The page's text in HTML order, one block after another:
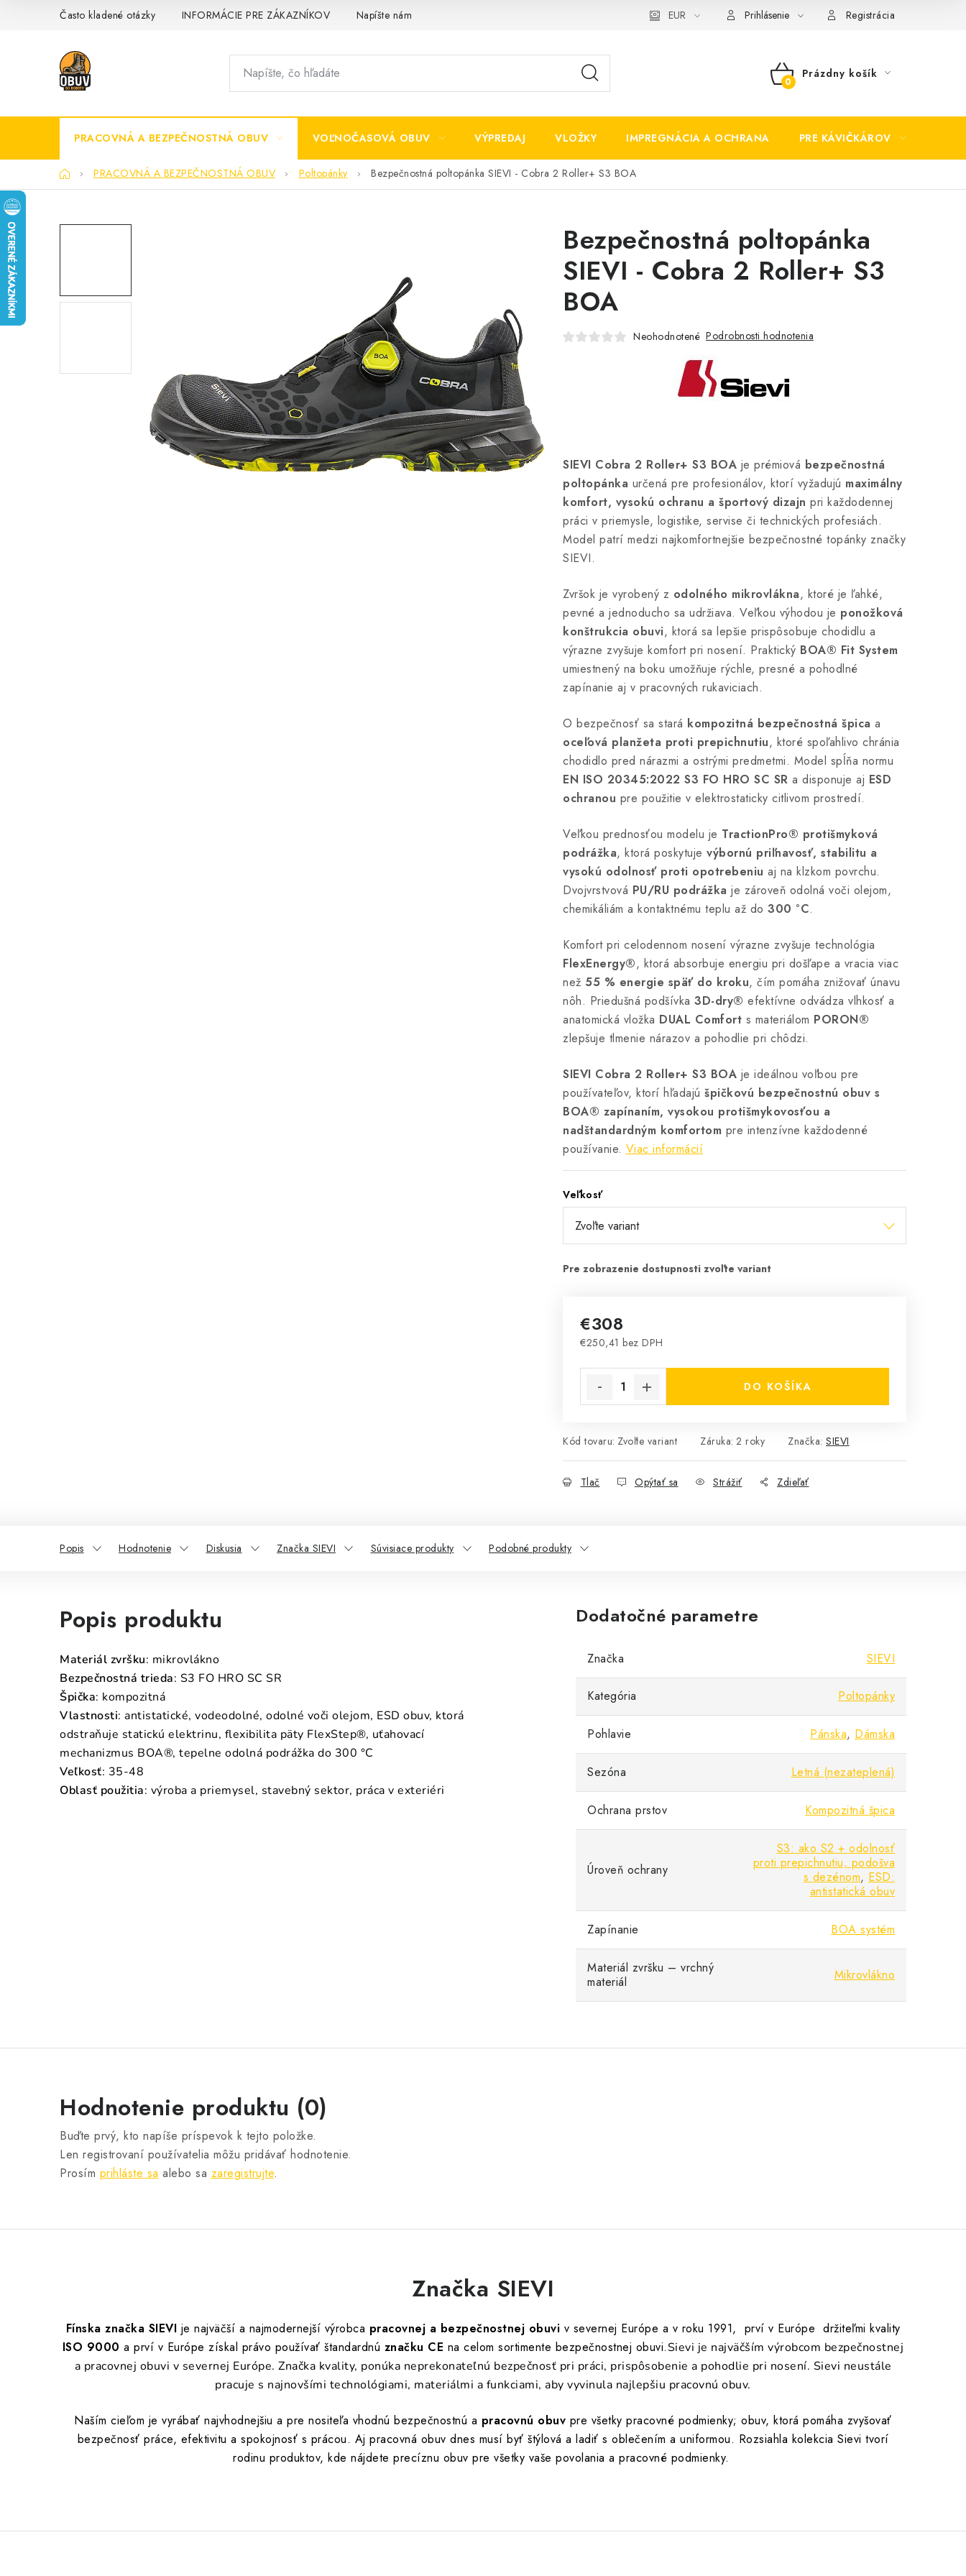
Často kladené otázky INFORMÁCIE PRE ZÁKAZNÍKOV Napíšte nám EUR Prihlásenie Registrácia
NÁKUPNÝ
Prázdny košík
PRACOVNÁ A BEZPEČNOSTNÁ OBUV VOĽNOČASOVÁ OBUV VÝPREDAJ VLOŽKY IMPREGNÁCIA A OCHRANA PRE KÁVIČKÁROV
DomovPRACOVNÁ A BEZPEČNOSTNÁ OBUV Poltopánky Bezpečnostná poltopánka SIEVI - Cobra 2 Roller+ S3 BOA
Bezpečnostná poltopánka
SIEVI - Cobra 2 Roller+ S3
BOA
Neohodnotené Podrobnosti hodnotenia
SIEVI Cobra 2 Roller+ S3 BOA je prémiová bezpečnostná
poltopánka určená pre profesionálov, ktorí vyžadujú maximálny
komfort, vysokú ochranu a športový dizajn pri každodennej
práci v priemysle, logistike, servise či technických profesiách.
Model patrí medzi najkomfortnejšie bezpečnostné topánky značky
SIEVI.
Zvršok je vyrobený z odolného mikrovlákna, ktoré je ľahké,
pevné a jednoducho sa udržiava. Veľkou výhodou je ponožková
konštrukcia obuvi, ktorá sa lepšie prispôsobuje chodidlu a
výrazne zvyšuje komfort pri nosení. Praktický BOA® Fit System
umiestnený na boku umožňuje rýchle, presné a pohodlné
zapínanie aj v pracovných rukaviciach.
O bezpečnosť sa stará kompozitná bezpečnostná špica a
oceľová planžeta proti prepichnutiu, ktoré spoľahlivo chránia
chodidlo pred nárazmi a ostrými predmetmi. Model spĺňa normu
EN ISO 20345:2022 S3 FO HRO SC SR a disponuje aj ESD
ochranou pre použitie v elektrostaticky citlivom prostredí.
Veľkou prednosťou modelu je TractionPro® protišmyková
podrážka, ktorá poskytuje výbornú priľnavosť, stabilitu a
vysokú odolnosť proti opotrebeniu aj na klzkom povrchu.
Dvojvrstvová PU/RU podrážka je zároveň odolná voči olejom,
chemikáliám a kontaktnému teplu až do 300 °C.
Komfort pri celodennom nosení výrazne zvyšuje technológia
FlexEnergy®, ktorá absorbuje energiu pri došľape a vracia viac
než 55 % energie späť do kroku, čím pomáha znižovať únavu
nôh. Priedušná podšívka 3D-dry® efektívne odvádza vlhkosť a
anatomická vložka DUAL Comfort s materiálom PORON®
zlepšuje tlmenie nárazov a pohodlie pri chôdzi.
SIEVI Cobra 2 Roller+ S3 BOA je ideálnou voľbou pre
používateľov, ktorí hľadajú špičkovú bezpečnostnú obuv s
BOA® zapínaním, vysokou protišmykovosťou a
nadštandardným komfortom pre intenzívne každodenné
používanie. Viac informácií
Veľkosť
€308
€250,41 bez DPH
DO KOŠÍKA
Kód tovaru: Zvoľte variant Záruka: 2 roky Značka: SIEVI
Tlač Opýtať sa Strážiť Zdieľať
Popis Hodnotenie Diskusia Značka SIEVI Súvisiace produkty Podobné produkty
Popis produktu
Materiál zvršku: mikrovlákno
Bezpečnostná trieda: S3 FO HRO SC SR
Špička: kompozitná
Vlastnosti: antistatické, vodeodolné, odolné voči olejom, ESD obuv, ktorá
odstraňuje statickú elektrinu, flexibilita päty FlexStep®, uťahovací
mechanizmus BOA®, tepelne odolná podrážka do 300 °C
Veľkosť: 35-48
Oblasť použitia: výroba a priemysel, stavebný sektor, práca v exteriéri
Dodatočné parametre
Značka SIEVI
Kategória Poltopánky
Pohlavie Pánska, Dámska
Sezóna Letná (nezateplená)
Ochrana prstov Kompozitná špica
Úroveň ochrany
S3: ako S2 + odolnosť
proti prepichnutiu, podošva
s dezénom, ESD:
antistatická obuv
Zapínanie BOA systém
Materiál zvršku – vrchný
materiál
Mikrovlákno
Hodnotenie produktu (0)
Buďte prvý, kto napíše príspevok k tejto položke.
Len registrovaní používatelia môžu pridávať hodnotenie.
Prosím prihláste sa alebo sa zaregistrujte.
Značka SIEVI
Fínska značka SIEVI je najväčší a najmodernejší výrobca pracovnej a bezpečnostnej obuvi v severnej Európe a v roku 1991, prví v Európe držiteľmi kvality
ISO 9000 a prví v Európe získal právo používať štandardnú značku CE na celom sortimente bezpečnostnej obuvi.Sievi je najväčším výrobcom bezpečnostnej
a pracovnej obuvi v severnej Európe. Značka kvality, ponúka neprekonateľnú bezpečnosť pri práci, prispôsobenie a pohodlie pri nosení. Sievi neustále
pracuje s najnovšími technológiami, materiálmi a funkciami, aby vyvinula najlepšiu pracovnú obuv.
Naším cieľom je vyrábať najvhodnejšiu a pre nositeľa vhodnú bezpečnostnú a pracovnú obuv pre všetky pracovné podmienky; obuv, ktorá pomáha zvyšovať
bezpečnosť práce, efektivitu a spokojnosť s prácou. Aj pracovná obuv dnes musí byť štýlová a ladiť s oblečením a uniformou. Rozsiahla kolekcia Sievi tvorí
rodinu produktov, kde nájdete precíznu obuv pre všetky vaše povolania a pracovné podmienky.